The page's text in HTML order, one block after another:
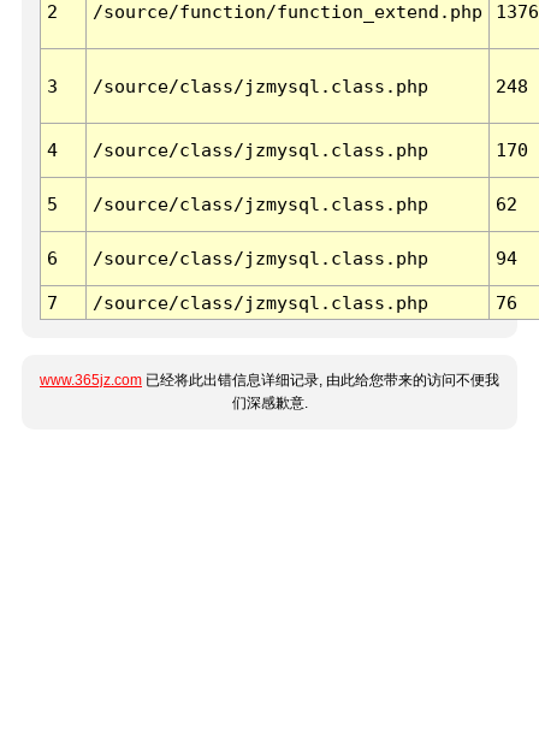
2 /source/function/function_extend.php 1376
3 /source/class/jzmysql.class.php 248
4 /source/class/jzmysql.class.php 170
5 /source/class/jzmysql.class.php 62
6 /source/class/jzmysql.class.php 94
7 /source/class/jzmysql.class.php 76
www.365jz.com 已经将此出错信息详细记录, 由此给您带来的访问不便我
们深感歉意.